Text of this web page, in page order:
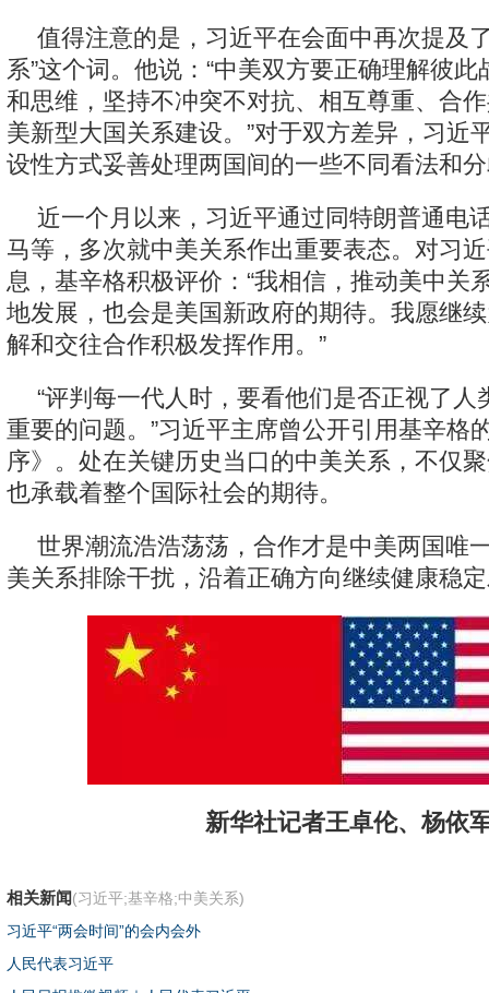
值得注意的是，习近平在会面中再次提及
系”这个词。他说：“中美双方要正确理解彼
和思维，坚持不冲突不对抗、相互尊重、合
美新型大国关系建设。”对于双方差异，习近
设性方式妥善处理两国间的一些不同看法和分
近一个月以来，习近平通过同特朗普通电
马等，多次就中美关系作出重要表态。对习
息，基辛格积极评价：“我相信，推动美中关
地发展，也会是美国新政府的期待。我愿继
解和交往合作积极发挥作用。”
“评判每一代人时，要看他们是否正视了人
重要的问题。”习近平主席曾公开引用基辛格
序》。处在关键历史当口的中美关系，不仅
也承载着整个国际社会的期待。
世界潮流浩浩荡荡，合作才是中美两国唯
美关系排除干扰，沿着正确方向继续健康稳
新华社记者王卓伦、杨依
相关新闻(习近平;基辛格;中美关系)
习近平“两会时间”的会内会外
人民代表习近平